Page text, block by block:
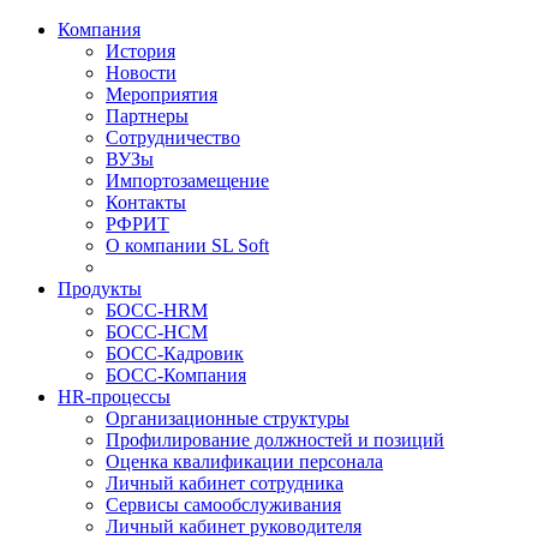
Компания
История
Новости
Мероприятия
Партнеры
Сотрудничество
ВУЗы
Импортозамещение
Контакты
РФРИТ
О компании SL Soft
Продукты
БОСС-HRM
БОСС-HCM
БОСС-Кадровик
БОСС-Компания
HR-процессы
Организационные структуры
Профилирование должностей и позиций
Оценка квалификации персонала
Личный кабинет сотрудника
Сервисы самообслуживания
Личный кабинет руководителя